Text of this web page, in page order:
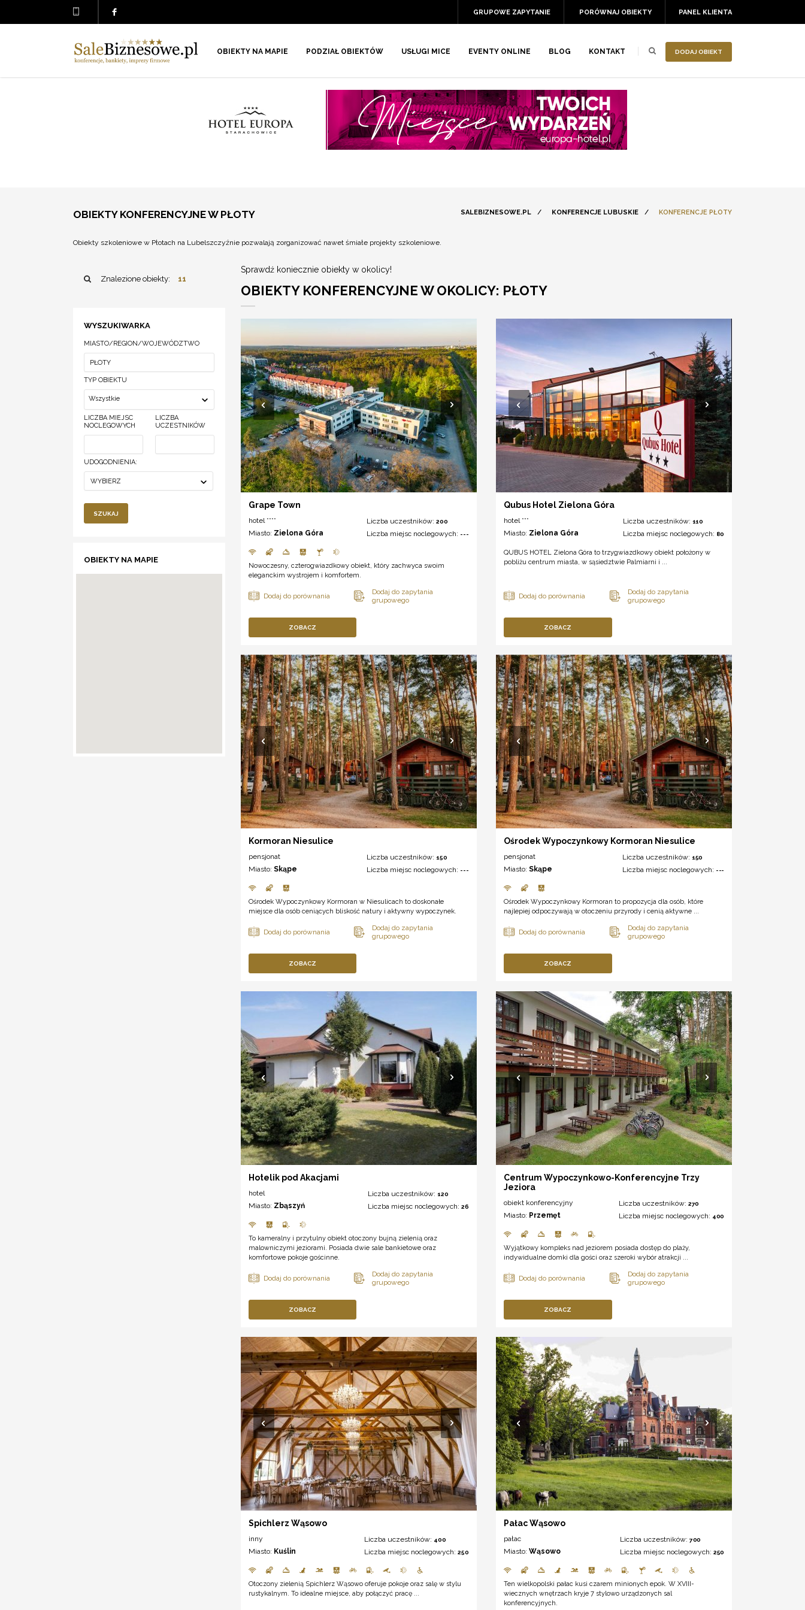
PANEL KLIENTA
PORÓWNAJ OBIEKTY
GRUPOWE ZAPYTANIE
DODAJ OBIEKT
OBIEKTY NA MAPIE PODZIAŁ OBIEKTÓW USŁUGI MICE EVENTY ONLINE BLOG KONTAKT
OBIEKTY KONFERENCYJNE W PŁOTY SALEBIZNESOWE.PL / KONFERENCJE LUBUSKIE / KONFERENCJE PŁOTY
Obiekty szkoleniowe w Płotach na Lubelszczyźnie pozwalają zorganizować nawet śmiałe projekty szkoleniowe.
Znalezione obiekty: 11
WYSZUKIWARKA
MIASTO/REGION/WOJEWÓDZTWO
TYP OBIEKTU
Wszystkie
LICZBA MIEJSC
NOCLEGOWYCH
LICZBA
UCZESTNIKÓW
UDOGODNIENIA:
WYBIERZ
SZUKAJ
OBIEKTY NA MAPIE
Sprawdź koniecznie obiekty w okolicy!
OBIEKTY KONFERENCYJNE W OKOLICY: PŁOTY
Grape Town
hotel ****
Miasto: Zielona Góra
Liczba uczestników:200
Liczba miejsc noclegowych: ---
Nowoczesny, czterogwiazdkowy obiekt, który zachwyca swoim
eleganckim wystrojem i komfortem.
ZOBACZ
Qubus Hotel Zielona Góra
hotel ***
Miasto: Zielona Góra
Liczba uczestników: 110
Liczba miejsc noclegowych: 80
QUBUS HOTEL Zielona Góra to trzygwiazdkowy obiekt położony w
pobliżu centrum miasta, w sąsiedztwie Palmiarni i ...
ZOBACZ
Kormoran Niesulice
pensjonat
Miasto: Skąpe
Liczba uczestników:150
Liczba miejsc noclegowych: ---
Ośrodek Wypoczynkowy Kormoran w Niesulicach to doskonałe
miejsce dla osób ceniących bliskość natury i aktywny wypoczynek.
ZOBACZ
Ośrodek Wypoczynkowy Kormoran Niesulice
pensjonat
Miasto:Skąpe
Liczba uczestników: 150
Liczba miejsc noclegowych: ---
Ośrodek Wypoczynkowy Kormoran to propozycja dla osób, które
najlepiej odpoczywają w otoczeniu przyrody i cenią aktywne ...
ZOBACZ
Hotelik pod Akacjami
hotel
Miasto: Zbąszyń
Liczba uczestników:120
Liczba miejsc noclegowych:26
To kameralny i przytulny obiekt otoczony bujną zielenią oraz
malowniczymi jeziorami. Posiada dwie sale bankietowe oraz
komfortowe pokoje gościnne.
ZOBACZ
Centrum Wypoczynkowo-Konferencyjne Trzy
Jeziora
obiekt konferencyjny
Miasto: Przemęt
Liczba uczestników: 270
Liczba miejsc noclegowych: 400
Wyjątkowy kompleks nad jeziorem posiada dostęp do plaży,
indywidualne domki dla gości oraz szeroki wybór atrakcji ...
ZOBACZ
Spichlerz Wąsowo
inny
Miasto: Kuślin
Liczba uczestników: 400
Liczba miejsc noclegowych:250
Otoczony zielenią Spichlerz Wąsowo oferuje pokoje oraz salę w stylu
rustykalnym. To idealne miejsce, aby połączyć pracę ...
Pałac Wąsowo
pałac
Miasto:Wąsowo
Liczba uczestników: 700
Liczba miejsc noclegowych: 250
Ten wielkopolski pałac kusi czarem minionych epok. W XVIII-
wiecznych wnętrzach kryje 7 stylowo urządzonych sal
konferencyjnych.